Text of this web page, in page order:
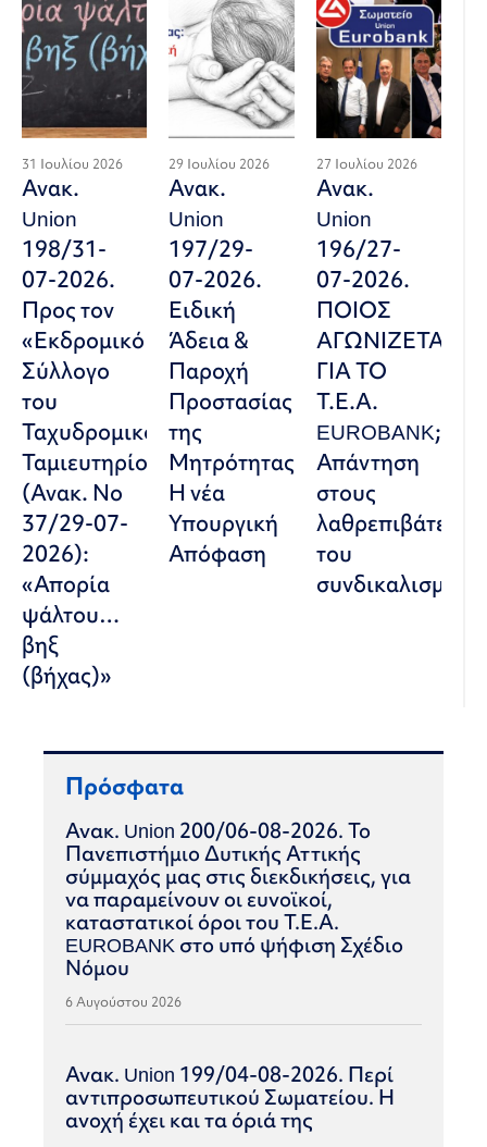
31 Ιουλίου 2026
Ανακ.
Union
198/31-
07-2026.
Προς τον
«Εκδρομικό
Σύλλογο
του
Ταχυδρομικού
Ταμιευτηρίου»
(Ανακ. Νο
37/29-07-
2026):
«Απορία
ψάλτου…
βηξ
(βήχας)»
29 Ιουλίου 2026
Ανακ.
Union
197/29-
07-2026.
Ειδική
Άδεια &
Παροχή
Προστασίας
της
Μητρότητας:
Η νέα
Υπουργική
Απόφαση
27 Ιουλίου 2026
Ανακ.
Union
196/27-
07-2026.
ΠΟΙΟΣ
ΑΓΩΝΙΖΕΤΑΙ
ΓΙΑ ΤΟ
Τ.Ε.Α.
EUROBANK;
Απάντηση
στους
λαθρεπιβάτες
του
συνδικαλισμού
Πρόσφατα
Ανακ. Union 200/06-08-2026. Το
Πανεπιστήμιο Δυτικής Αττικής
σύμμαχός μας στις διεκδικήσεις, για
να παραμείνουν οι ευνοϊκοί,
καταστατικοί όροι του Τ.Ε.Α.
EUROBANK στο υπό ψήφιση Σχέδιο
Νόμου
6 Αυγούστου 2026
Ανακ. Union 199/04-08-2026. Περί
αντιπροσωπευτικού Σωματείου. Η
ανοχή έχει και τα όριά της